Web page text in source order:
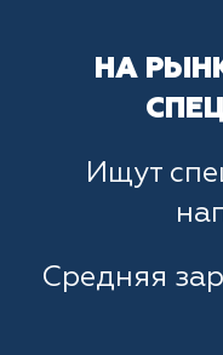
НА
Ищут
Средняя